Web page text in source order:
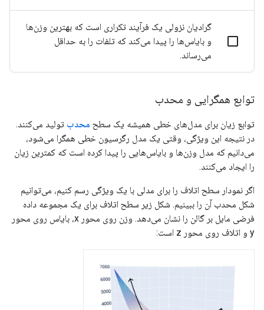
گرادیان نزولی یک فرآیند تکراری است که بهترین وزن‌ها
و بایاس‌ها را پیدا می‌کند که تلفات را به حداقل
می‌رساند.
توابع همگرایی و محدب
توابع زیان برای مدل‌های خطی همیشه یک سطح محدب تولید می‌کنند.
در نتیجه این ویژگی، وقتی یک مدل رگرسیون خطی همگرا می‌شود،
می‌دانیم که مدل وزن‌ها و بایاس‌هایی را پیدا کرده است که کمترین زیان
را ایجاد می‌کنند.
اگر نمودار سطح اتلاف را برای مدلی با یک ویژگی رسم کنیم، می‌توانیم
شکل محدب آن را ببینیم. شکل زیر سطح اتلاف برای یک مجموعه داده
فرضی مایل بر گالن را نشان می‌دهد. وزن روی محور x، بایاس روی محور
y و اتلاف روی محور z است: